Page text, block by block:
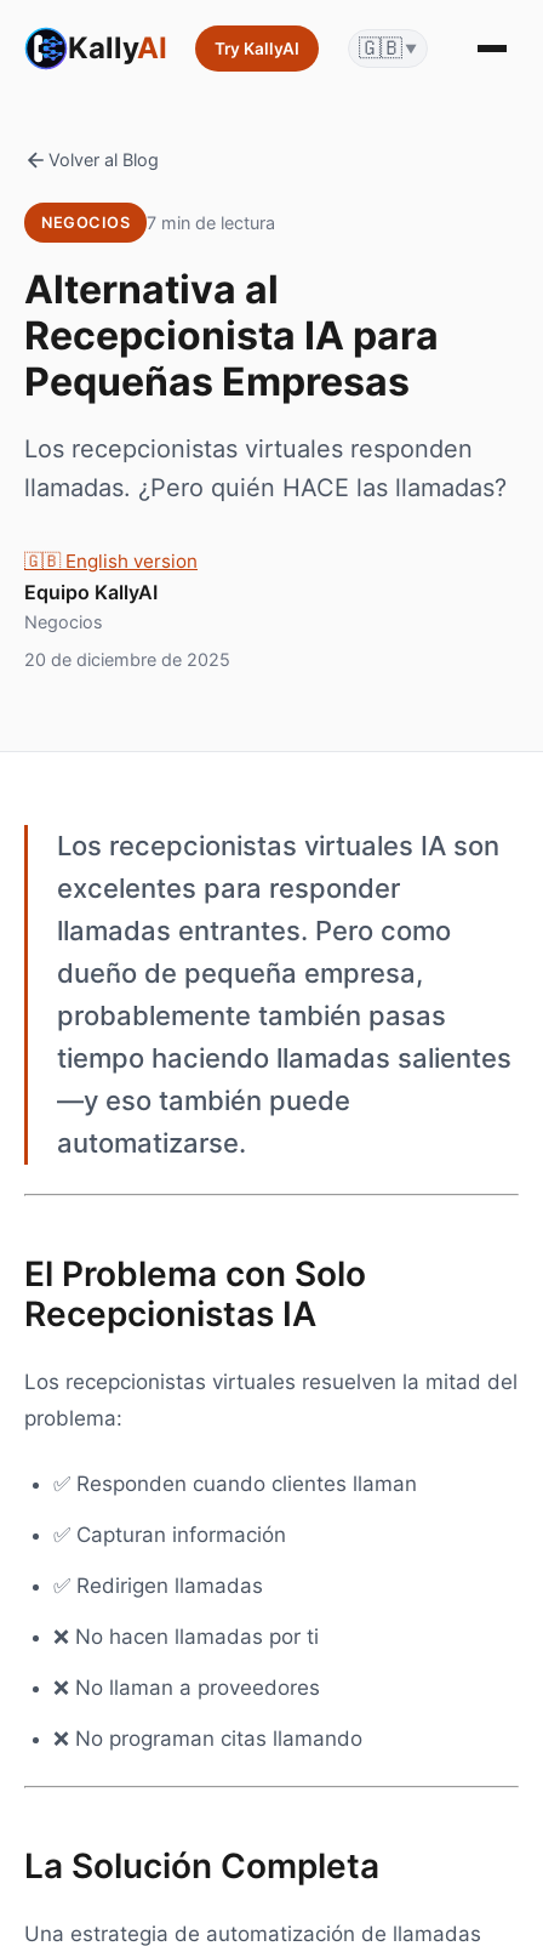
KallyAI Try KallyAI 🇬🇧 ▼
Volver al Blog
NEGOCIOS 7 min de lectura
Alternativa al
Recepcionista IA para
Pequeñas Empresas
Los recepcionistas virtuales responden
llamadas. ¿Pero quién HACE las llamadas?
🇬🇧 English version
Equipo KallyAI
Negocios
20 de diciembre de 2025
Los recepcionistas virtuales IA son
excelentes para responder
llamadas entrantes. Pero como
dueño de pequeña empresa,
probablemente también pasas
tiempo haciendo llamadas salientes
—y eso también puede
automatizarse.
El Problema con Solo
Recepcionistas IA
Los recepcionistas virtuales resuelven la mitad del
problema:
✅ Responden cuando clientes llaman
✅ Capturan información
✅ Redirigen llamadas
❌ No hacen llamadas por ti
❌ No llaman a proveedores
❌ No programan citas llamando
La Solución Completa
Una estrategia de automatización de llamadas